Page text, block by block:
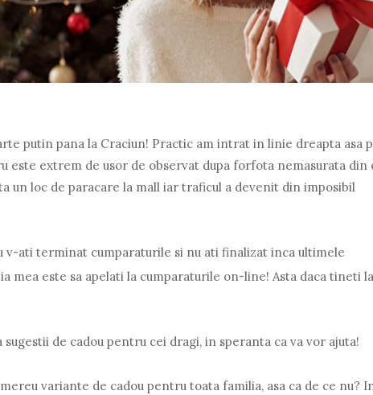
putin pana la Craciun! Practic am intrat in linie dreapta asa
este extrem de usor de observat dupa forfota nemasurata din
un loc de paracare la mall iar traficul a devenit din imposibil
v-ati terminat cumparaturile si nu ati finalizat inca ultimele
mea este sa apelati la cumparaturile on-line! Asta daca tineti
sugestii de cadou pentru cei dragi, in speranta ca va vor ajuta!
variante de cadou pentru toata familia, asa ca de ce nu?